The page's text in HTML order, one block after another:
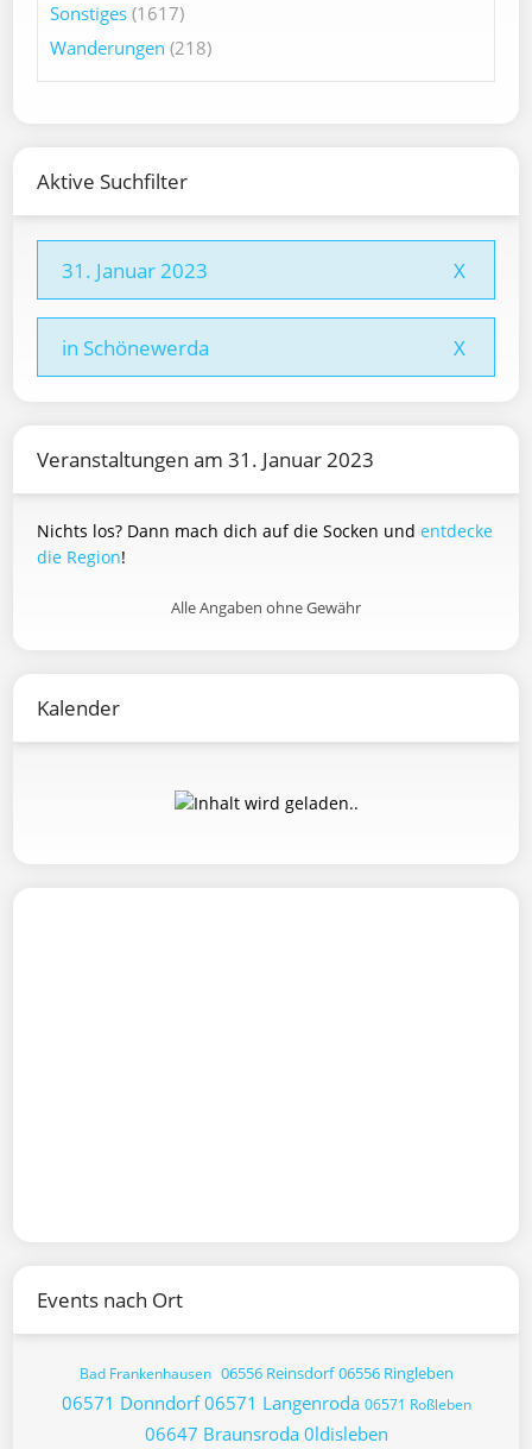
Sonstiges (1617)
Wanderungen (218)
Aktive Suchfilter
31. Januar 2023 X
in Schönewerda X
Veranstaltungen am 31. Januar 2023
Nichts los? Dann mach dich auf die Socken und entdecke
die Region!
Alle Angaben ohne Gewähr
Kalender
Events nach Ort
Bad Frankenhausen 06556 Reinsdorf 06556 Ringleben
06571 Donndorf 06571 Langenroda 06571 Roßleben
06647 Braunsroda 0ldisleben